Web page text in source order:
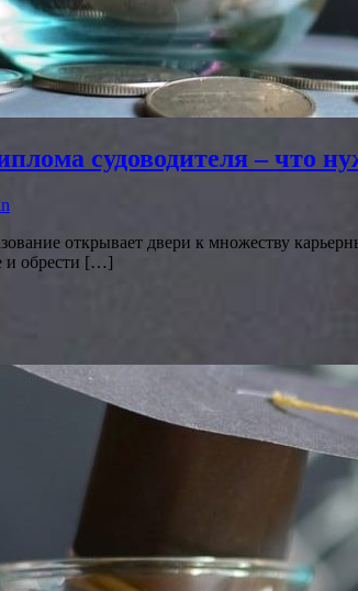
судоводителя – что
открывает двери к множеству
и обрести […]